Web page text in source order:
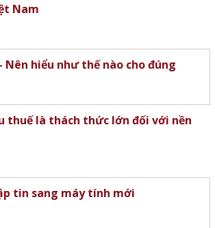
Nam
Nên hiểu như thế nào cho đúng
thuế là thách thức lớn đối với nền
tin sang máy tính mới